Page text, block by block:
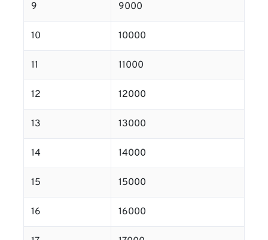
9 9000
10 10000
11 11000
12 12000
13 13000
14 14000
15 15000
16 16000